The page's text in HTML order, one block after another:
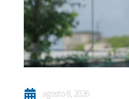
agosto 8, 2026